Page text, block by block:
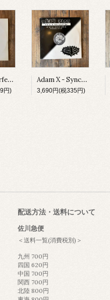
X-313 - Interferon EP
円)
Adam X - Sync Jacks Trax
3,690円(税335円)
配送方法・送料について
佐川急便
＜送料一覧(消費税別)＞
九州 700円
四国 620円
中国 700円
関西 700円
北陸 800円